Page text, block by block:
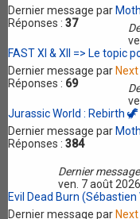
Dernier message par
Réponses : 37
FAST XI & XII => Le topic
Dernier message par Next
Réponses : 69
Jurassic World : Rebirth
Dernier message par
Réponses : 384
Dernier message
ven. 7 août
Evil Dead Burn
Dernier message par Next